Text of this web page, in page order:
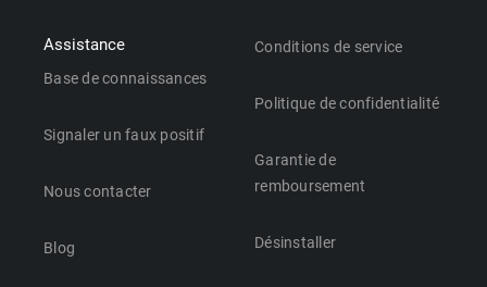
Assistance
Base de connaissances
Signaler un faux positif
Nous contacter
Blog
Conditions de service
Politique de confidentialité
Garantie de
remboursement
Désinstaller